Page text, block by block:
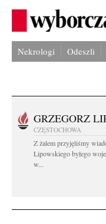
Nekrologi Odeszli
GRZEGORZ
CZĘSTOCHOWA
Z żalem przyjęliśmy
Lipowskiego byłego
w...